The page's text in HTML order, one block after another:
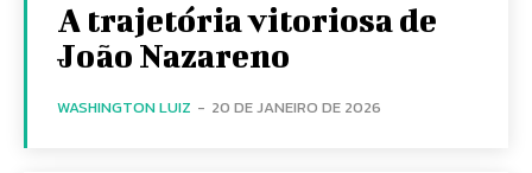
A trajetória vitoriosa de
João Nazareno
WASHINGTON LUIZ - 20 DE JANEIRO DE 2026